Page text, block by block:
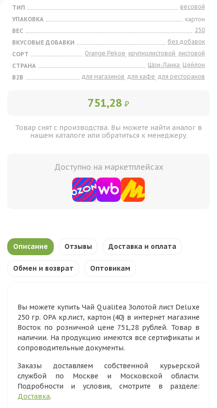
ТИП
весовой
УПАКОВКА
картон
ВЕС
250
ВКУСОВЫЕ ДОБАВКИ
без добавок
СОРТ
Orange Pekoe, крупнолистовой, листовой
СТРАНА
Шри-Ланка, Цейлон
B2B
для магазинов, для кафе, для ресторанов
751,28 ₽
Товар снят с производства. Вы можете найти аналог в
нашем каталоге или обратиться к менеджеру.
Доступно на маркетплейсах
Описание Отзывы Доставка и оплата
Обмен и возврат Оптовикам
Вы можете купить Чай Qualitea Золотой лист Deluxe
250 гр. ОРА кр.лист, картон (40) в интернет магазине
Восток по розничной цене 751,28 рублей. Товар в
наличии. На продукцию имеются все сертификаты и
сопроводительные документы.
Заказы доставляем собственной курьерской
службой по Москве и Московской области.
Подробности и условия, смотрите в разделе:
Доставка.